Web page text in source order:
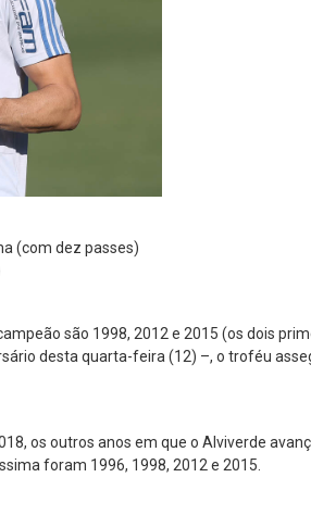
(com dez passes)
são 1998, 2012 e 2015 (os dois
desta quarta-feira (12) –, o troféu
os outros anos em que o Alviverde
foram 1996, 1998, 2012 e 2015.